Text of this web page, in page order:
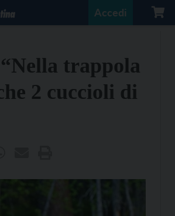
Accedi
trappola
2 cuccioli di